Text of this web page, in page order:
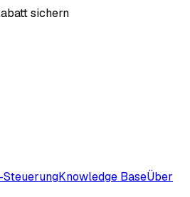
sichern
SteuerungKnowledge BaseÜber